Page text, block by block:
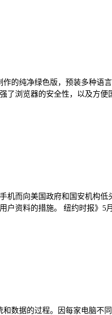
作的纯净绿色版，预装多种
浏览器的安全性，以及方
机而向美国政府和国安机构
资料的措施。 纽约时报》5
数据的过程。因每家电脑